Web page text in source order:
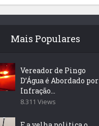
Mais Populares
Vereador de Pingo
D’Água é Abordado por
Infração...
8.311 Views